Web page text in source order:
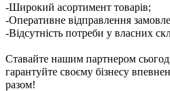
-Широкий асортимент товарів;
-Оперативне відправлення
-Відсутність потреби у власних
Ставайте нашим партнером
гарантуйте своєму бізнесу
разом!